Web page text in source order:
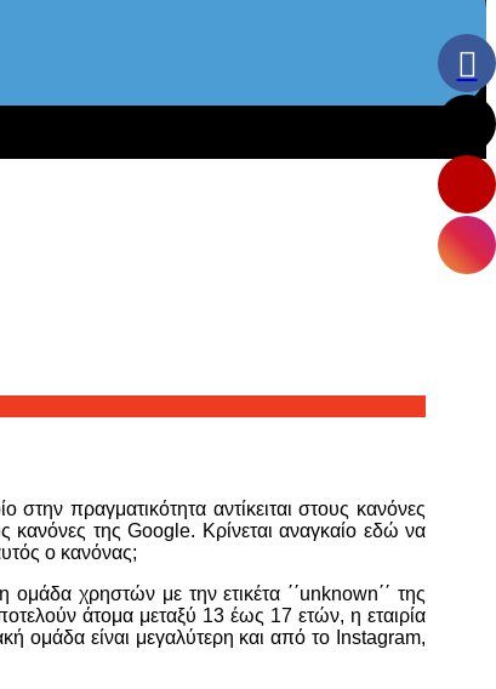
πραγματικότητα αντίκειται στους κανόνες
κανόνες της Google. Κρίνεται αναγκαίο εδώ να
ο κανόνας;
χρηστών με την ετικέτα ΄΄unknown΄΄ της
άτομα μεταξύ 13 έως 17 ετών, η εταιρία
ομάδα είναι μεγαλύτερη και από το Instagram,